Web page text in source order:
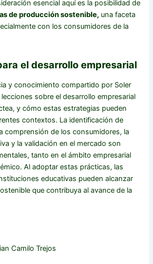
esencial aquí es la posibilidad de
de producción sostenible, una faceta
con los consumidores de la
el desarrollo empresarial
y conocimiento compartido por Soler
sobre el desarrollo empresarial
y cómo estas estrategias pueden
contextos. La identificación de
comprensión de los consumidores, la
y la validación en el mercado son
tanto en el ámbito empresarial
Al adoptar estas prácticas, las
educativas pueden alcanzar
que contribuya al avance de la
Camilo Trejos